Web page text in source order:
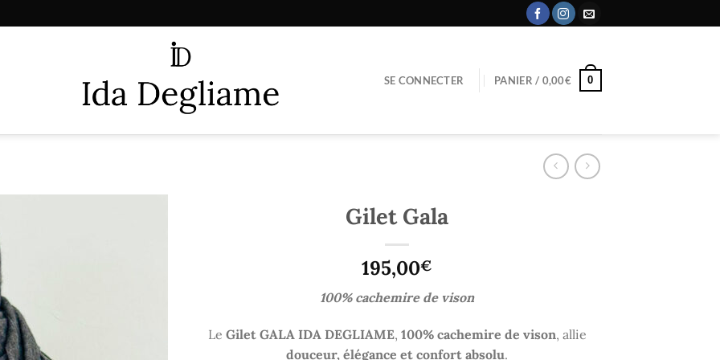
SE CONNECTER PANIER / 0,00€ 0
Gilet Gala
195,00€
100% cachemire de vison
Le Gilet GALA IDA DEGLIAME, 100% cachemire de vison, allie
douceur, élégance et confort absolu.